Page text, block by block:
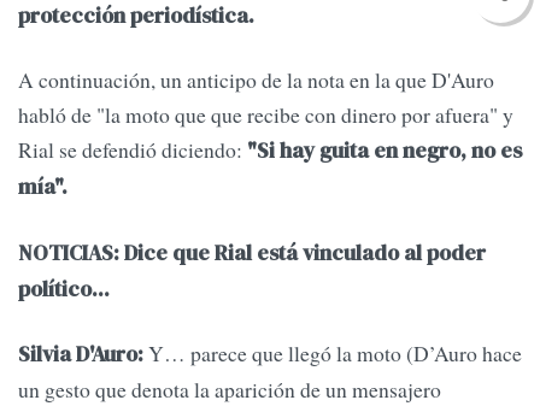
protección periodística.
A continuación, un anticipo de la nota en la que D'Auro
habló de "la moto que que recibe con dinero por afuera" y
Rial se defendió diciendo: "Si hay guita en negro, no es
mía".
NOTICIAS: Dice que Rial está vinculado al poder
político...
Silvia D'Auro:Y… parece que llegó la moto (D’Auro hace
un gesto que denota la aparición de un mensajero